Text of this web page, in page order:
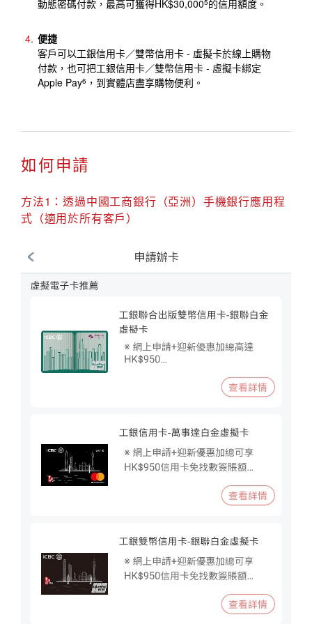
動態密碼付款，最高可獲得HK$30,0005的信用額度。
便捷
客戶可以工銀信用卡／雙幣信用卡 - 虛擬卡於線上購物
付款，也可把工銀信用卡／雙幣信用卡 - 虛擬卡綁定
Apple Pay6 ，到實體店盡享購物便利。
如何申請
方法1：透過中國工商銀行（亞洲）手機銀行應用程
式（適用於所有客戶）